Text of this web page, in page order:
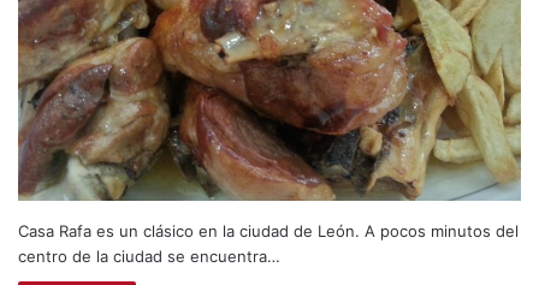
Casa Rafa es un clásico en la ciudad de León. A pocos minutos del
centro de la ciudad se encuentra…